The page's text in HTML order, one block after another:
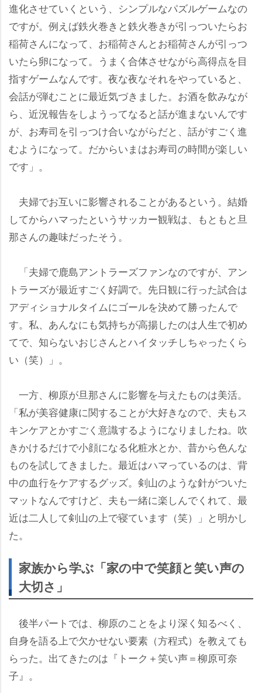
進化させていくという、シンプルなパズルゲームなの
ですが。例えば鉄火巻きと鉄火巻きが引っついたらお
稲荷さんになって、お稲荷さんとお稲荷さんが引っつ
いたら卵になって。うまく合体させながら高得点を目
指すゲームなんです。夜な夜なそれをやっていると、
会話が弾むことに最近気づきました。お酒を飲みなが
ら、近況報告をしようってなると話が進まないんです
が、お寿司を引っつけ合いながらだと、話がすごく進
むようになって。だからいまはお寿司の時間が楽しい
です」。
夫婦でお互いに影響されることがあるという。結婚
してからハマったというサッカー観戦は、もともと旦
那さんの趣味だったそう。
「夫婦で鹿島アントラーズファンなのですが、アン
トラーズが最近すごく好調で。先日観に行った試合は
アディショナルタイムにゴールを決めて勝ったんで
す。私、あんなにも気持ちが高揚したのは人生で初め
てで、知らないおじさんとハイタッチしちゃったくら
い（笑）」。
一方、柳原が旦那さんに影響を与えたものは美活。
「私が美容健康に関することが大好きなので、夫もス
キンケアとかすごく意識するようになりましたね。吹
きかけるだけで小顔になる化粧水とか、昔から色んな
ものを試してきました。最近はハマっているのは、背
中の血行をケアするグッズ。剣山のような針がついた
マットなんですけど、夫も一緒に楽しんでくれて、最
近は二人して剣山の上で寝ています（笑）」と明かし
た。
家族から学ぶ「家の中で笑顔と笑い声の
大切さ」
後半パートでは、柳原のことをより深く知るべく、
自身を語る上で欠かせない要素（方程式）を教えても
らった。出てきたのは『トーク＋笑い声＝柳原可奈
子』。